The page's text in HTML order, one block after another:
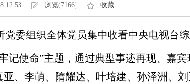
浏览(7166) 收藏
党委组织全体党员集中收看中央电视台
记使命”主题，通过典型事迹再现、嘉
、李萌、隋耀达、叶培建、孙泽洲、